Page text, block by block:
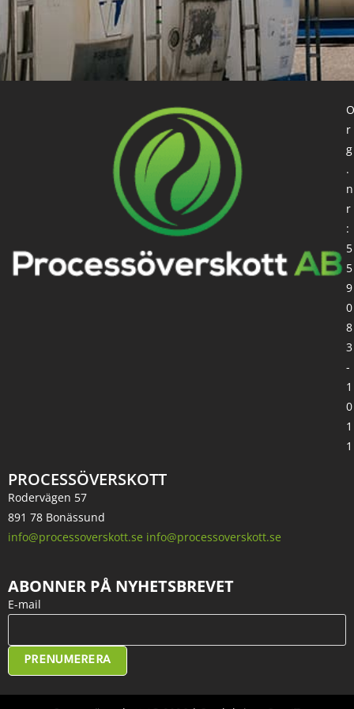
PROCESSÖVERSKOTT
Rodervägen 57
891 78 Bonässund
info@processoverskott.se info@processoverskott.se
O
r
g
.
n
r
:
5
5
9
0
8
3
-
1
0
1
1
ABONNER PÅ NYHETSBREVET
E-mail
PRENUMERERA